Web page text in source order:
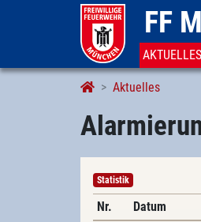
FF
AKTUELLES
Aktuelles
Alarmierungen
Statistik
Nr. Datum